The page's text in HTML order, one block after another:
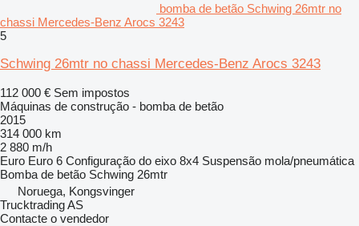
bomba de betão Schwing 26mtr no
chassi Mercedes-Benz Arocs 3243
5
Schwing 26mtr no chassi Mercedes-Benz Arocs 3243
112 000 € Sem impostos
Máquinas de construção - bomba de betão
2015
314 000 km
2 880 m/h
Euro Euro 6 Configuração do eixo 8x4 Suspensão mola/pneumática
Bomba de betão Schwing 26mtr
Noruega, Kongsvinger
Trucktrading AS
Contacte o vendedor